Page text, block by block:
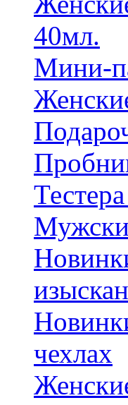
40мл.
Мини-
чехлах